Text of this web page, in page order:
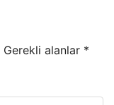
Gerekli alanlar *